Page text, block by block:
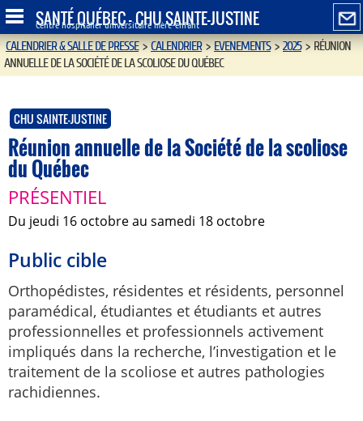
SANTÉ QUÉBEC - CHU SAINTE-JUSTINE
Centre hospitalier universitaire mère-enfant
CALENDRIER & SALLE DE PRESSE>CALENDRIER>EVENEMENTS>2025>RÉUNION
ANNUELLE DE LA SOCIÉTÉ DE LA SCOLIOSE DU QUÉBEC
CHU SAINTE-JUSTINE
Réunion annuelle de la Société de la scoliose
du Québec
PRÉSENTIEL
du jeudi 16 octobre au samedi 18 octobre
Public cible
Orthopédistes, résidentes et résidents, personnel
paramédical, étudiantes et étudiants et autres
professionnelles et professionnels activement
impliqués dans la recherche, l’investigation et le
traitement de la scoliose et autres pathologies
rachidiennes.